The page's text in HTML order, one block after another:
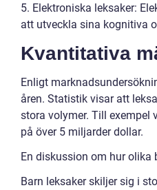
5. Elektroniska leksaker:
att utveckla sina kognitiva
Kvantitativa
Enligt
åren. Statistik visar att
stora volymer. Till exempel
på över 5 miljarder dollar.
En diskussion om hur olika
Barn leksaker skiljer sig i